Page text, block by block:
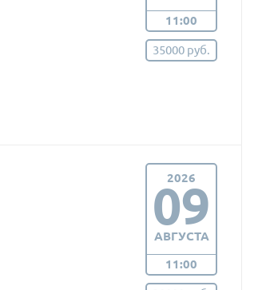
11:00
35000 руб.
2026
09
АВГУСТА
11:00